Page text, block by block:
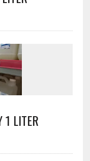
1 LITER